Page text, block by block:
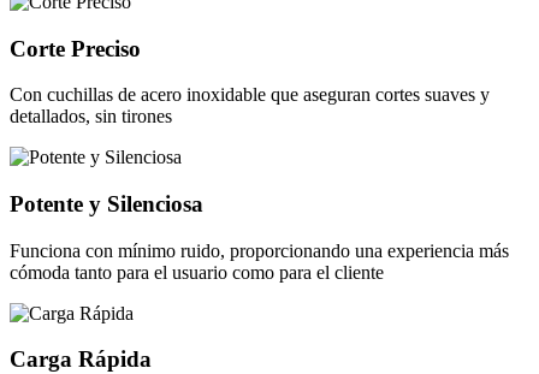
Corte Preciso
Con cuchillas de acero inoxidable que aseguran cortes suaves y
detallados, sin tirones
Potente y Silenciosa
Funciona con mínimo ruido, proporcionando una experiencia más
cómoda tanto para el usuario como para el cliente
Carga Rápida